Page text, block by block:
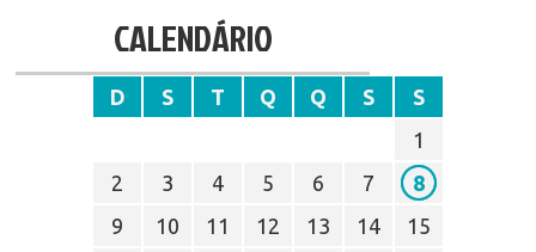
CALENDÁRIO
D S T Q Q S
S
1
2
3 4 5 6 7
8
9
10 11 12 13 14
15